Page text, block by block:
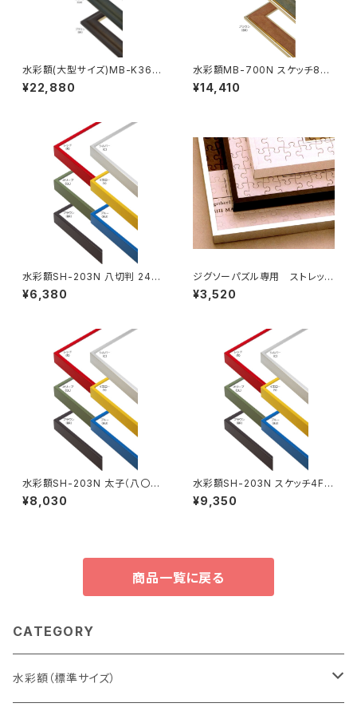
水彩額(大型サイズ)MB-K36M
MO判 693×893ミリ
¥22,880
水彩額MB-700N スケッチ8F
520×595ミリ
¥14,410
水彩額SH-203N 八切判 241×
302ミリ
¥6,380
ジグソーパズル専用 ストレッチ
ライン 405×770ミリ （10ボW)
¥3,520
水彩額SH-203N 太子（八〇）
判 287×378ミリ
¥8,030
水彩額SH-203N スケッチ4F 3
52×443ミリ
¥9,350
商品一覧に戻る
CATEGORY
水彩額（標準サイズ）